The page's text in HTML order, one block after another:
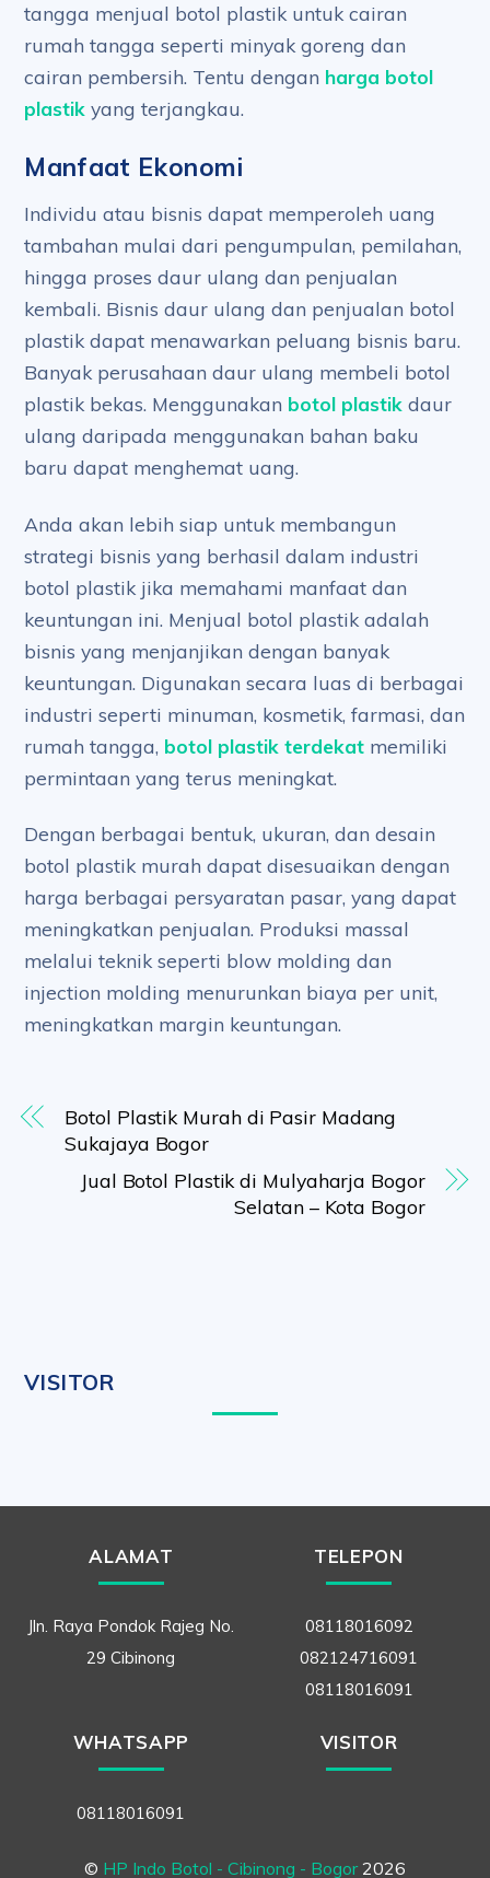
tangga menjual botol plastik untuk cairan
rumah tangga seperti minyak goreng dan
cairan pembersih. Tentu dengan harga botol
plastik yang terjangkau.
Manfaat Ekonomi
Individu atau bisnis dapat memperoleh uang
tambahan mulai dari pengumpulan, pemilahan,
hingga proses daur ulang dan penjualan
kembali. Bisnis daur ulang dan penjualan botol
plastik dapat menawarkan peluang bisnis baru.
Banyak perusahaan daur ulang membeli botol
plastik bekas. Menggunakan botol plastik daur
ulang daripada menggunakan bahan baku
baru dapat menghemat uang.
Anda akan lebih siap untuk membangun
strategi bisnis yang berhasil dalam industri
botol plastik jika memahami manfaat dan
keuntungan ini. Menjual botol plastik adalah
bisnis yang menjanjikan dengan banyak
keuntungan. Digunakan secara luas di berbagai
industri seperti minuman, kosmetik, farmasi, dan
rumah tangga, botol plastik terdekat memiliki
permintaan yang terus meningkat.
Dengan berbagai bentuk, ukuran, dan desain
botol plastik murah dapat disesuaikan dengan
harga berbagai persyaratan pasar, yang dapat
meningkatkan penjualan. Produksi massal
melalui teknik seperti blow molding dan
injection molding menurunkan biaya per unit,
meningkatkan margin keuntungan.
Botol Plastik Murah di Pasir Madang
Sukajaya Bogor
Jual Botol Plastik di Mulyaharja Bogor
Selatan – Kota Bogor
VISITOR
ALAMAT
Jln. Raya Pondok Rajeg No.
29 Cibinong
TELEPON
08118016092
082124716091
08118016091
WHATSAPP
08118016091
VISITOR
© HP Indo Botol - Cibinong - Bogor2026